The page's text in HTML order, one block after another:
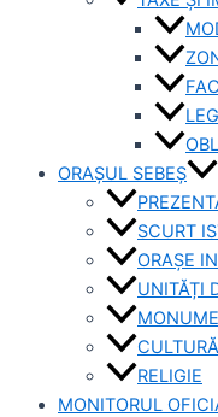
ORAȘUL SEBEȘ
SCURT
ORAȘE
UNITĂȚI
CULTURĂ
RELIGIE
MONITORUL